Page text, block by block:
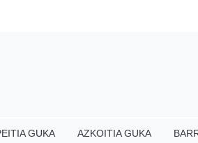
GUKA AZKOITIA GUKA